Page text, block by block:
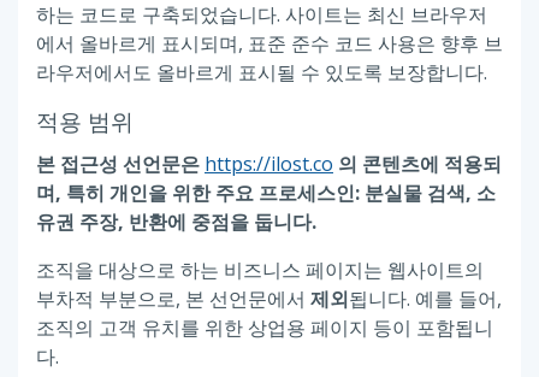
하는 코드로 구축되었습니다. 사이트는 최신 브라우저
에서 올바르게 표시되며, 표준 준수 코드 사용은 향후 브
라우저에서도 올바르게 표시될 수 있도록 보장합니다.
적용 범위
본 접근성 선언문은 https://ilost.co 의 콘텐츠에 적용되
며, 특히 개인을 위한 주요 프로세스인: 분실물 검색, 소
유권 주장, 반환에 중점을 둡니다.
조직을 대상으로 하는 비즈니스 페이지는 웹사이트의
부차적 부분으로, 본 선언문에서 제외됩니다. 예를 들어,
조직의 고객 유치를 위한 상업용 페이지 등이 포함됩니
다.